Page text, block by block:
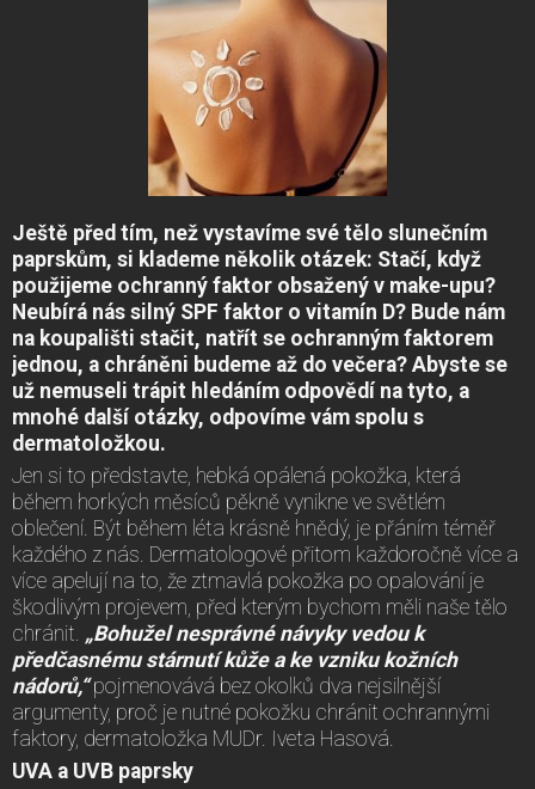
Ještě před tím, než vystavíme své tělo slunečním
paprskům, si klademe několik otázek: Stačí, když
použijeme ochranný faktor obsažený v make-upu?
Neubírá nás silný SPF faktor o vitamín D? Bude nám
na koupališti stačit, natřít se ochranným faktorem
jednou, a chráněni budeme až do večera? Abyste se
už nemuseli trápit hledáním odpovědí na tyto, a
mnohé další otázky, odpovíme vám spolu s
dermatoložkou.
Jen si to představte, hebká opálená pokožka, která
během horkých měsíců pěkně vynikne ve světlém
oblečení. Být během léta krásně hnědý, je přáním téměř
každého z nás. Dermatologové přitom každoročně více a
více apelují na to, že ztmavlá pokožka po opalování je
škodlivým projevem, před kterým bychom měli naše tělo
chránit. „Bohužel nesprávné návyky vedou k
předčasnému stárnutí kůže a ke vzniku kožních
nádorů,“pojmenovává bez okolků dva nejsilnější
argumenty, proč je nutné pokožku chránit ochrannými
faktory, dermatoložka MUDr. Iveta Hasová.
UVA a UVB paprsky